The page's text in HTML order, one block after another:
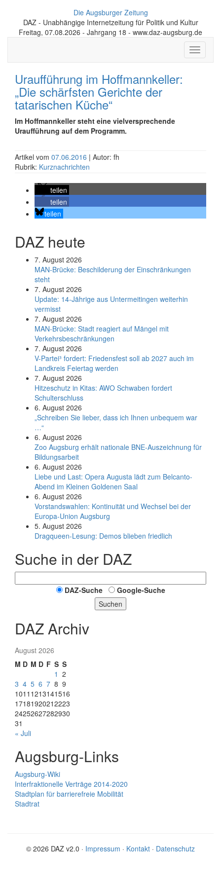
Die Augsburger Zeitung
DAZ - Unabhängige Internetzeitung für Politik und Kultur
Freitag, 07.08.2026 - Jahrgang 18 - www.daz-augsburg.de
Toggle
Uraufführung im Hoffmannkeller:
„Die schärfsten Gerichte der
tatarischen Küche“
Im Hoffmannkeller steht eine vielversprechende
Uraufführung auf dem Programm.
Artikel vom 07.06.2016 | Autor: fh
Rubrik: Kurznachrichten
teilen
teilen
teilen
DAZ heute
7. August 2026
MAN-Brücke: Beschilderung der Einschränkungen
steht
7. August 2026
Update: 14-Jährige aus Untermeitingen weiterhin
vermisst
7. August 2026
MAN-Brücke: Stadt reagiert auf Mängel mit
Verkehrsbeschränkungen
7. August 2026
V-Partei­³ fordert: Friedens­fest soll ab 2027 auch im
Land­kreis Feier­tag werden
7. August 2026
Hitzeschutz in Kitas: AWO Schwaben fordert
Schulterschluss
6. August 2026
„Schreiben Sie lieber, dass ich Ihnen unbequem war
…“
6. August 2026
Zoo Augsburg erhält nationale BNE-Auszeichnung für
Bildungsarbeit
6. August 2026
Liebe und Last: Opera Augusta lädt zum Belcanto-
Abend im Kleinen Goldenen Saal
6. August 2026
Vorstandswahlen: Kontinuität und Wechsel bei der
Europa-Union Augsburg
5. August 2026
Dragqueen-Lesung: Demos blieben friedlich
Suche in der DAZ
DAZ-Suche
Google-Suche
Suchen
DAZ Archiv
August 2026
M D M D F S S
1 2
3 4 5 6 7 8 9
1011 1213141516
17181920212223
24252627282930
31
« Juli
Augsburg-Links
Augsburg-Wiki
Interfraktionelle Verträge 2014-2020
Stadtplan für barrierefreie Mobilität
Stadtrat
© 2026 DAZ v2.0 · Impressum · Kontakt · Datenschutz